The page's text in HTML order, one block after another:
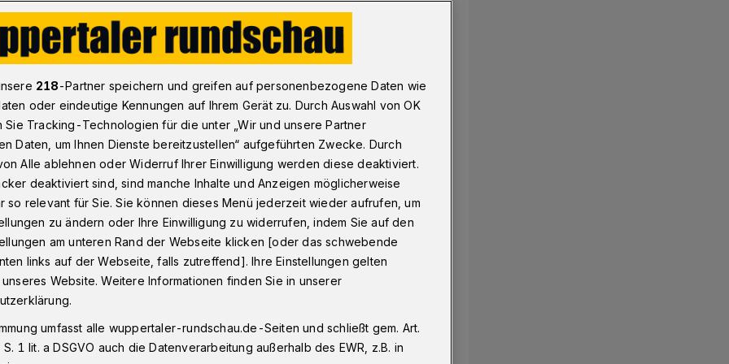
und Schwebebahnen in Wuppertal
keine Busse und
unterwegs
ganztägigen Warnstreiks der
Dienstag (28. Februar 2023) in
Auch die Kunden-
218-Partner speichern und greifen auf personenbezogene Daten wie
oder eindeutige Kennungen auf Ihrem Gerät zu. Durch Auswahl von OK
Sie Tracking-Technologien für die unter „Wir und unsere Partner
Daten, um Ihnen Dienste bereitzustellen“ aufgeführten Zwecke. Durch
Alle ablehnen oder Widerruf Ihrer Einwilligung werden diese deaktiviert.
deaktiviert sind, sind manche Inhalte und Anzeigen möglicherweise
so relevant für Sie. Sie können dieses Menü jederzeit wieder aufrufen, um
zu ändern oder Ihre Einwilligung zu widerrufen, indem Sie auf den
am unteren Rand der Webseite klicken [oder das schwebende
links auf der Webseite, falls zutreffend]. Ihre Einstellungen gelten
Website. Weitere Informationen finden Sie in unserer
umfasst alle wuppertaler-rundschau.de-Seiten und schließt gem. Art.
1 lit. a DSGVO auch die Datenverarbeitung außerhalb des EWR, z.B. in